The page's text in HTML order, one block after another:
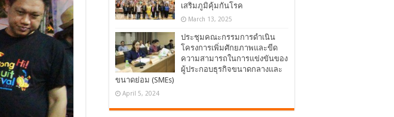
เสริมภูมิคุ้มกันโรค
March 13, 2025
ประชุมคณะกรรมการดำเนิน
โครงการเพิ่มศักยภาพและขีด
ความสามารถในการแข่งขันของ
ผู้ประกอบธุรกิจขนาดกลางและ
ขนาดย่อม (SMEs)
April 5, 2024